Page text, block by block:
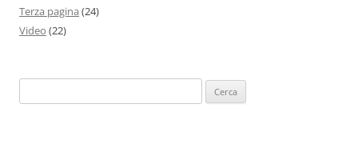
Terza pagina (24)
Video (22)
per: